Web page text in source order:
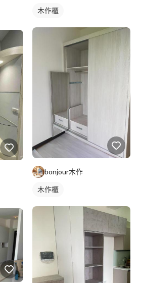
木作櫃
bonjour木作
木作櫃